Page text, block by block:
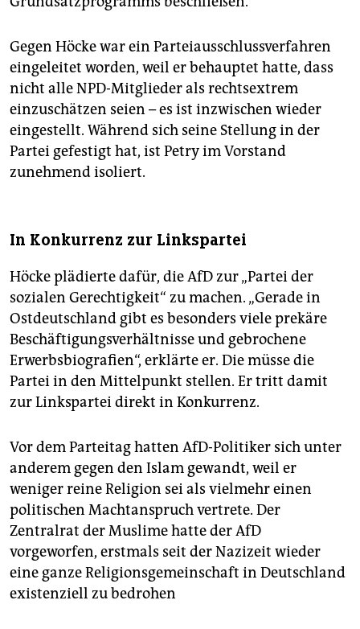
Gegen Höcke war ein Parteiausschlussverfahren
eingeleitet worden, weil er behauptet hatte, dass
nicht alle NPD-Mitglieder als rechtsextrem
einzuschätzen seien – es ist inzwischen wieder
eingestellt. Während sich seine Stellung in der
Partei gefestigt hat, ist Petry im Vorstand
zunehmend isoliert.
In Konkurrenz zur Linkspartei
Höcke plädierte dafür, die AfD zur „Partei der
sozialen Gerechtigkeit“ zu machen. „Gerade in
Ostdeutschland gibt es besonders viele prekäre
Beschäftigungsverhältnisse und gebrochene
Erwerbsbiografien“, erklärte er. Die müsse die
Partei in den Mittelpunkt stellen. Er tritt damit
zur Linkspartei direkt in Konkurrenz.
Vor dem Parteitag hatten AfD-Politiker sich unter
anderem gegen den Islam gewandt, weil er
weniger reine Religion sei als vielmehr einen
politischen Machtanspruch vertrete. Der
Zentralrat der Muslime hatte der AfD
vorgeworfen, erstmals seit der Nazizeit wieder
eine ganze Religionsgemeinschaft in Deutschland
existenziell zu bedrohen